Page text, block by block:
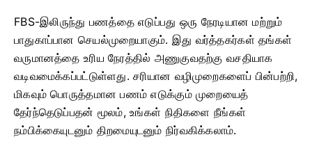
FBS-இலிருந்து பணத்தை எடுப்பது ஒரு நேரடியான மற்றும்
பாதுகாப்பான செயல்முறையாகும். இது வர்த்தகர்கள் தங்கள்
வருமானத்தை உரிய நேரத்தில் அணுகுவதற்கு வசதியாக
வடிவமைக்கப்பட்டுள்ளது. சரியான வழிமுறைகளைப் பின்பற்றி,
மிகவும் பொருத்தமான பணம் எடுக்கும் முறையைத்
தேர்ந்தெடுப்பதன் மூலம், உங்கள் நிதிகளை நீங்கள்
நம்பிக்கையுடனும் திறமையுடனும் நிர்வகிக்கலாம்.